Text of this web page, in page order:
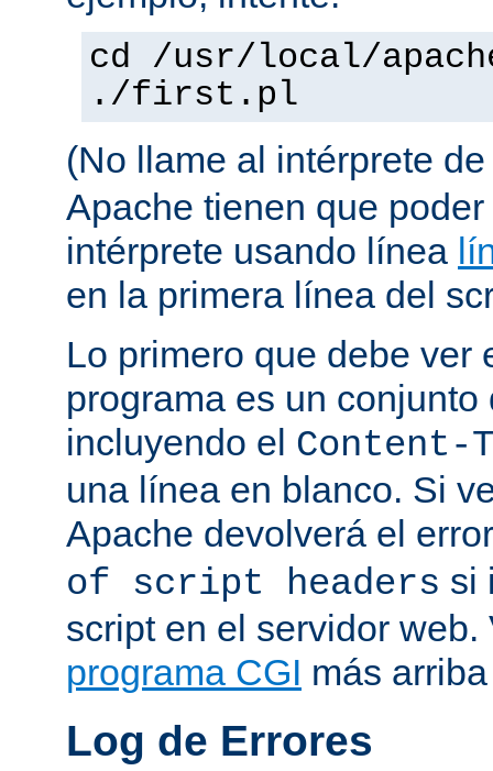
cd /usr/local/
./first.pl
(No llame al intérprete
Apache tienen que
intérprete usando línea
en la primera línea del
Lo primero que debe ver
programa es un
incluyendo el Content-
una línea en blanco. Si
Apache devolverá el
of script headers si
script en el servidor
programa CGI más
Log de Errores